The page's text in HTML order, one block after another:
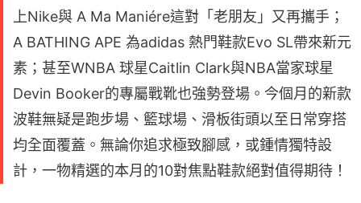
上Nike與 A Ma Maniére這對「老朋友」又再攜手；
A BATHING APE 為adidas 熱門鞋款Evo SL帶來新元
素；甚至WNBA 球星Caitlin Clark與NBA當家球星
Devin Booker的專屬戰靴也強勢登場。今個月的新款
波鞋無疑是跑步場、籃球場、滑板街頭以至日常穿搭
均全面覆蓋。無論你追求極致腳感，或鍾情獨特設
計，一物精選的本月的10對焦點鞋款絕對值得期待！